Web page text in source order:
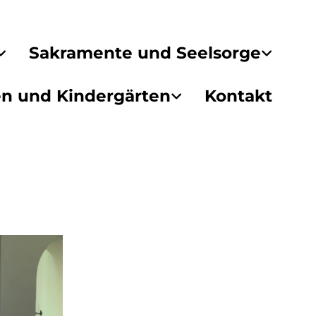
Sakramente und Seelsorge
und Kindergärten Kontakt